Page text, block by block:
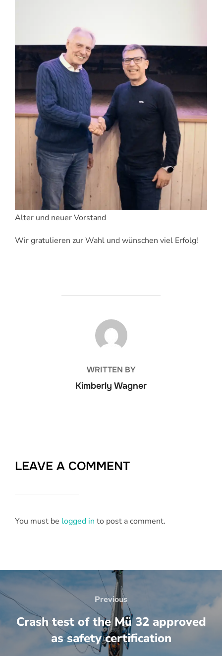
Alter und neuer Vorstand
Wir gratulieren zur Wahl und wünschen viel Erfolg!
BEITRAGSAUTOR
WRITTEN BY
Kimberly Wagner
LEAVE A COMMENT
You must be logged in to post a comment.
Beitrags-
Navigation
Previous
Previous
Crash test of the Mü 32 approved
as safety certification